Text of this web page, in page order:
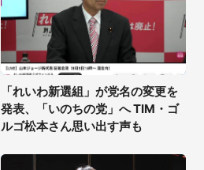
「れいわ新選組」が党名の変更を
発表、「いのちの党」へ TIM・ゴ
ルゴ松本さん思い出す声も